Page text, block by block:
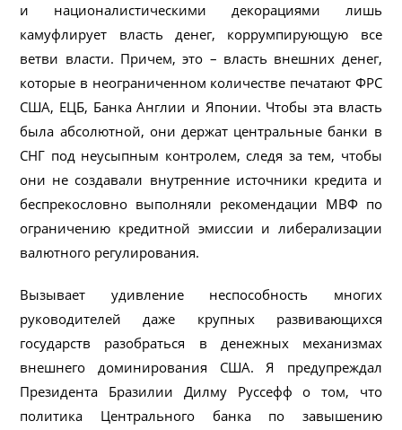
и националистическими декорациями лишь
камуфлирует власть денег, коррумпирующую все
ветви власти. Причем, это – власть внешних денег,
которые в неограниченном количестве печатают ФРС
США, ЕЦБ, Банка Англии и Японии. Чтобы эта власть
была абсолютной, они держат центральные банки в
СНГ под неусыпным контролем, следя за тем, чтобы
они не создавали внутренние источники кредита и
беспрекословно выполняли рекомендации МВФ по
ограничению кредитной эмиссии и либерализации
валютного регулирования.
Вызывает удивление неспособность многих
руководителей даже крупных развивающихся
государств разобраться в денежных механизмах
внешнего доминирования США. Я предупреждал
Президента Бразилии Дилму Руссефф о том, что
политика Центрального банка по завышению